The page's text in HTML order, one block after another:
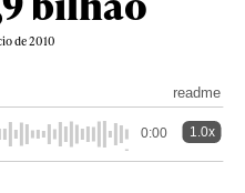
de 2010
readme
0:00 1.0x